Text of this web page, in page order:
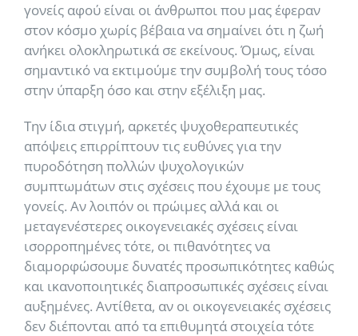
γονείς αφού είναι οι άνθρωποι που μας έφεραν
στον κόσμο χωρίς βέβαια να σημαίνει ότι η ζωή
ανήκει ολοκληρωτικά σε εκείνους. Όμως, είναι
σημαντικό να εκτιμούμε την συμβολή τους τόσο
στην ύπαρξη όσο και στην εξέλιξη μας.
Την ίδια στιγμή, αρκετές ψυχοθεραπευτικές
απόψεις επιρρίπτουν τις ευθύνες για την
πυροδότηση πολλών ψυχολογικών
συμπτωμάτων στις σχέσεις που έχουμε με τους
γονείς. Αν λοιπόν οι πρώιμες αλλά και οι
μεταγενέστερες οικογενειακές σχέσεις είναι
ισορροπημένες τότε, οι πιθανότητες να
διαμορφώσουμε δυνατές προσωπικότητες καθώς
και ικανοποιητικές διαπροσωπικές σχέσεις είναι
αυξημένες. Αντίθετα, αν οι οικογενειακές σχέσεις
δεν διέπονται από τα επιθυμητά στοιχεία τότε